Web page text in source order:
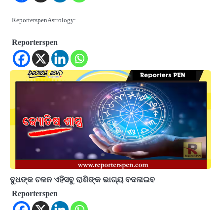
ReporterspenAstrology:…
Reporterspen
ବୁଧଙ୍କ ଚଳନ ଏହିସବୁ ରାଶିଙ୍କ ଭାଗ୍ୟ ବଦଳାଇବ
Reporterspen